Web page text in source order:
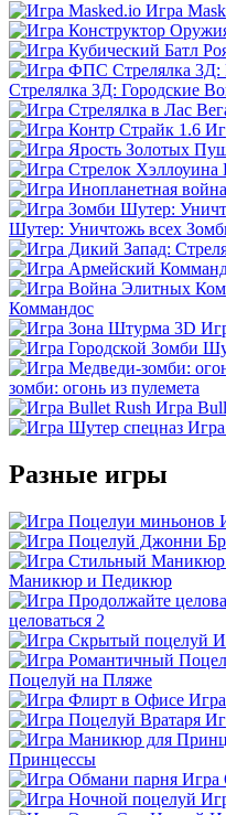
Игра
Стрелялка 3Д: Городские
Шутер: Уничтожь всех
Коммандос
зомби: огонь из пулемета
Игра
Разные игры
Маникюр и Педикюр
целоваться 2
Поцелуй на Пляже
Принцессы
Игра